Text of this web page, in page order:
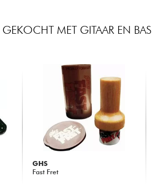
GEKOCHT MET GITAAR EN BAS
GHS
Fast Fret